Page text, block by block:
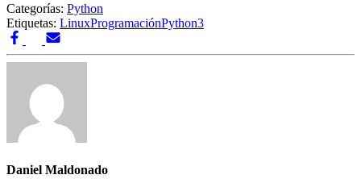
Categorías: Python
Etiquetas: LinuxProgramaciónPython3
Daniel Maldonado